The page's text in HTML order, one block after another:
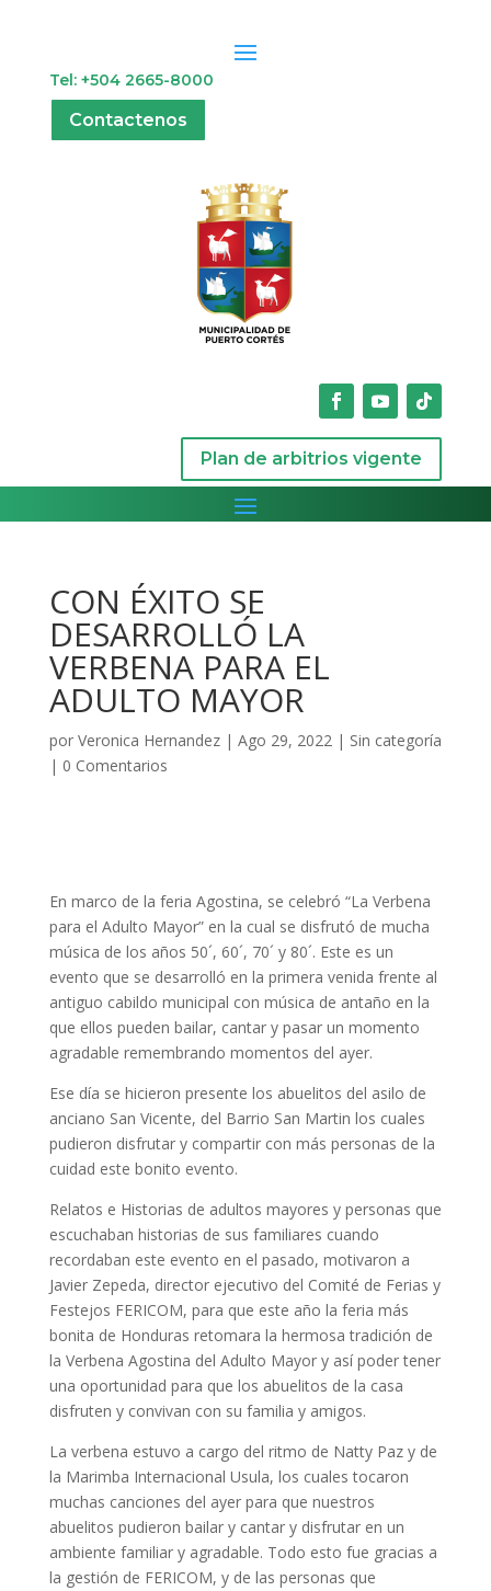
Tel: +504 2665-8000
Contactenos
Plan de arbitrios vigente
CON ÉXITO SE
DESARROLLÓ LA
VERBENA PARA EL
ADULTO MAYOR
por Veronica Hernandez| Ago 29, 2022| Sin categoría
| 0 Comentarios
En marco de la feria Agostina, se celebró “La Verbena
para el Adulto Mayor” en la cual se disfrutó de mucha
música de los años 50´, 60´, 70´ y 80´. Este es un
evento que se desarrolló en la primera venida frente al
antiguo cabildo municipal con música de antaño en la
que ellos pueden bailar, cantar y pasar un momento
agradable remembrando momentos del ayer.
Ese día se hicieron presente los abuelitos del asilo de
anciano San Vicente, del Barrio San Martin los cuales
pudieron disfrutar y compartir con más personas de la
cuidad este bonito evento.
Relatos e Historias de adultos mayores y personas que
escuchaban historias de sus familiares cuando
recordaban este evento en el pasado, motivaron a
Javier Zepeda, director ejecutivo del Comité de Ferias y
Festejos FERICOM, para que este año la feria más
bonita de Honduras retomara la hermosa tradición de
la Verbena Agostina del Adulto Mayor y así poder tener
una oportunidad para que los abuelitos de la casa
disfruten y convivan con su familia y amigos.
La verbena estuvo a cargo del ritmo de Natty Paz y de
la Marimba Internacional Usula, los cuales tocaron
muchas canciones del ayer para que nuestros
abuelitos pudieron bailar y cantar y disfrutar en un
ambiente familiar y agradable. Todo esto fue gracias a
la gestión de FERICOM, y de las personas que